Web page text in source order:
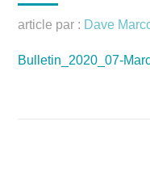
article par : Dave
Bulletin_2020_07-